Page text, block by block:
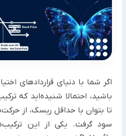
باشید، احتمالا شنیده‌اید که
تا بتوان با حداقل ریسک، از